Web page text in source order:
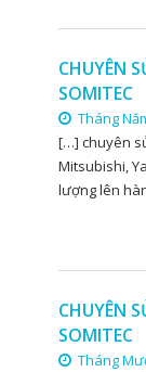
CHUYÊN
SOMITEC
Tháng
[…] chuyên
Mitsubishi,
lượng lên
CHUYÊN
SOMITEC
Tháng